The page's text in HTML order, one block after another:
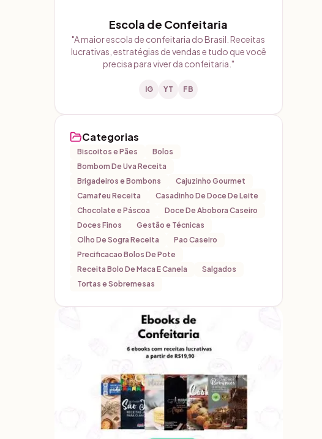
Escola de Confeitaria
"A maior escola de confeitaria do Brasil. Receitas
lucrativas, estratégias de vendas e tudo que você
precisa para viver da confeitaria. "
IG YT FB
Categorias
Biscoitos e Pães
Bolos
Bombom De Uva Receita
Brigadeiros e Bombons
Cajuzinho Gourmet
Camafeu Receita
Casadinho De Doce De Leite
Chocolate e Páscoa
Doce De Abobora Caseiro
Doces Finos
Gestão e Técnicas
Olho De Sogra Receita
Pao Caseiro
Precificacao Bolos De Pote
Receita Bolo De Maca E Canela
Salgados
Tortas e Sobremesas